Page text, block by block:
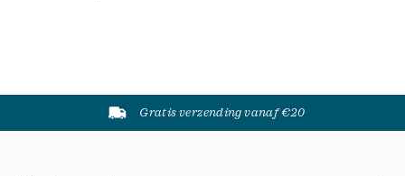
Gratis verzending vanaf €20